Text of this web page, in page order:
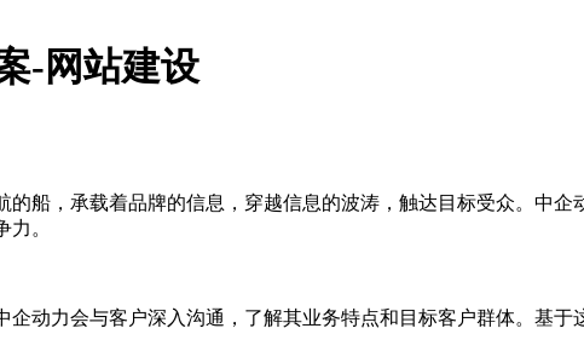
-网站建设
船，承载着品牌的信息，穿越信息的波涛，触达目标受众。中
。
动力会与客户深入沟通，了解其业务特点和目标客户群体。基